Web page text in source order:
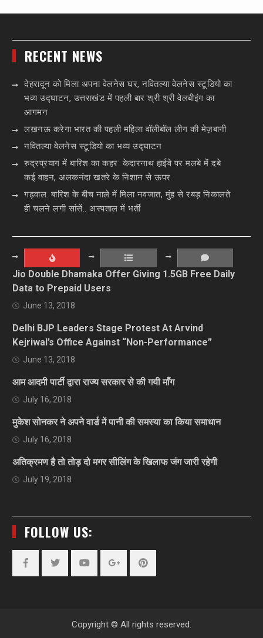
RECENT NEWS
देहरादून को मिला अपना वेलनेस घर, नवितल्या वेलनेस स्टूडियो का
भव्य उद्घाटन, उत्तराखंड में पहली बार श्री श्री वेलबीइंग का
आगमन
लखनऊ करेगा भारत की पहली महिला वॉलीबॉल लीग की मेज़बानी
नवितल्या वेलनेस स्टूडियो का भव्य उद्घाटन
रुद्रप्रयाग में बारिश का कहर: केदारनाथ हाईवे पर मलबे में दबे
कई वाहन, अलकनंदा खतरे के निशान से ऊपर
गढ़वाल: बारिश के बीच नाले में मिला नवजात, मुंह से रबड़ निकालते
ही चलने लगी सांसें.. अस्पताल में भर्ती
Jio Double Dhamaka Offer Giving 1.5GB Free Daily
Data to Prepaid Users
June 13, 2018
Delhi BJP Leaders Stage Protest At Arvind
Kejriwal’s Office Against “Non-Performance”
June 13, 2018
आम आदमी पार्टी द्वारा राज्य सरकार से की गयी माँग
July 16, 2018
मुकेश सोनकर ने अपने वार्ड में पानी की समस्या का किया समाधान
July 16, 2018
अतिक्रमण है तो तोड़ दो मगर सीलिंग के खिलाफ जंग जारी रहेगी
July 19, 2018
FOLLOW US:
Copyright © All rights reserved.